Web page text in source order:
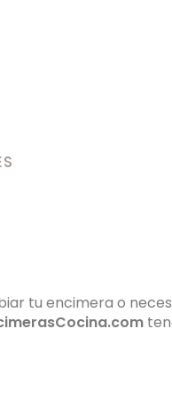
tu encimera o